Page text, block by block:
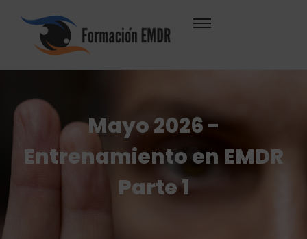
Mayo 2026 -
Entrenamiento en EMDR
Parte 1